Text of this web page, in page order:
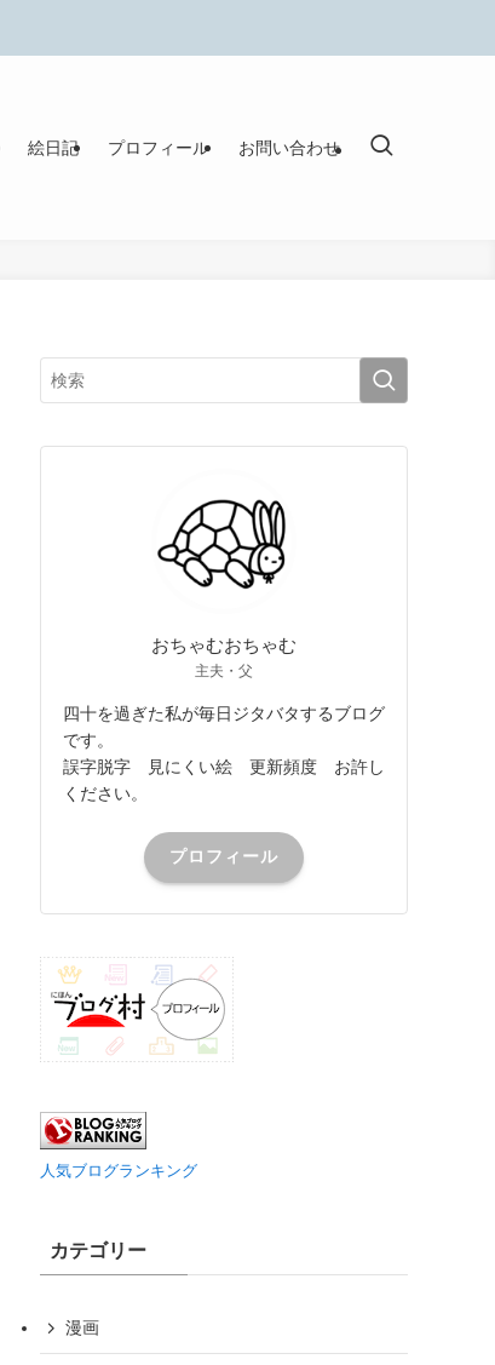
絵日記 プロフィール お問い合わせ
おちゃむおちゃむ
主夫・父
四十を過ぎた私が毎日ジタバタするブログ
です。
誤字脱字 見にくい絵 更新頻度 お許し
ください。
プロフィール
人気ブログランキング
カテゴリー
漫画